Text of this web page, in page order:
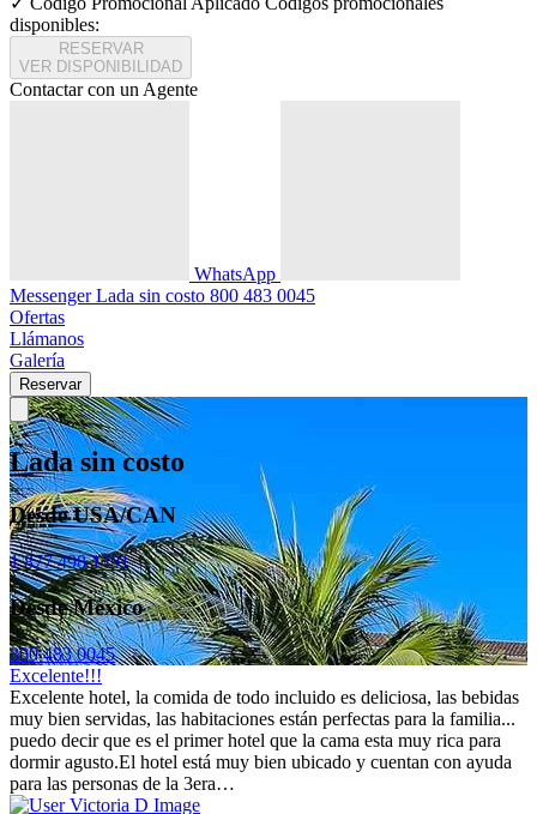
disponibles:
RESERVAR
VER DISPONIBILIDAD
Contactar con un Agente
WhatsApp
MessengerLada sin costo 800 483 0045
Ofertas
Llámanos
Galería
Reservar
Lada sin costo
Desde USA/CAN
1 877 498 1491
Desde México
800 483 0045
Excelente!!!
Excelente hotel, la comida de todo incluido es deliciosa, las bebidas
muy bien servidas, las habitaciones están perfectas para la familia...
puedo decir que es el primer hotel que la cama esta muy rica para
dormir agusto.El hotel está muy bien ubicado y cuentan con ayuda
para las personas de la 3era…